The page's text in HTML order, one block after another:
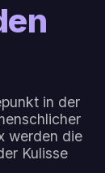
in der
werden die
Kulisse